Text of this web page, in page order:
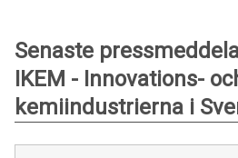
Senaste
IKEM - Innovations-
kemiindustrierna i